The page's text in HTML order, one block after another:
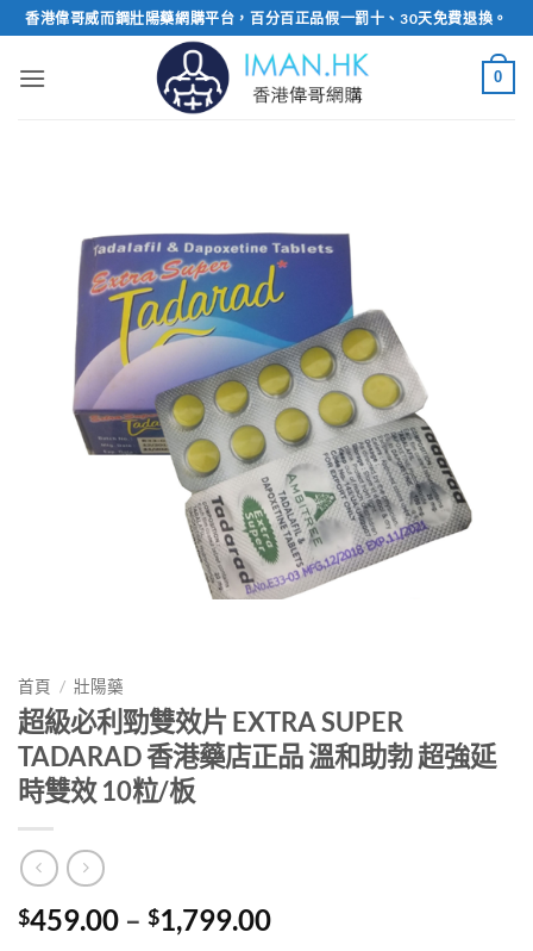
Skip
to
content
香港偉哥威而鋼壯陽藥網購平台，百分百正品假一罰十、30天免費退換。
0
首頁 / 壯陽藥
超級必利勁雙效片 EXTRA SUPER
TADARAD 香港藥店正品 溫和助勃 超強延
時雙效 10粒/板
$459.00 – $1,799.00Price